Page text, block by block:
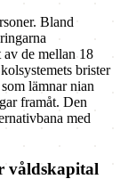
Bland
de mellan 18
brister
lämnar nian
framåt. Den
med
våldskapital